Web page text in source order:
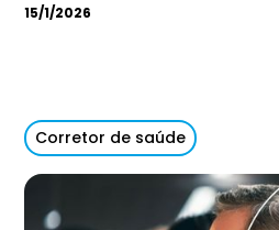
15/1/2026
Corretor de saúde